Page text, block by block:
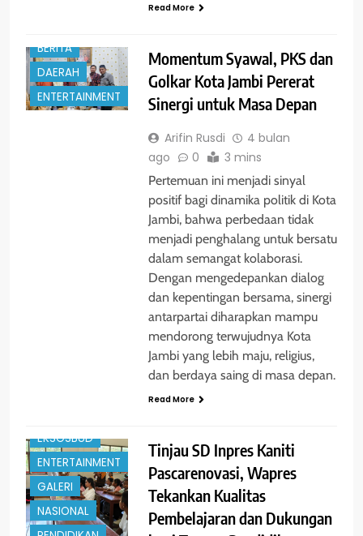
Read More
BERITA
DAERAH
ENTERTAINMENT
Momentum Syawal, PKS dan
Golkar Kota Jambi Pererat
Sinergi untuk Masa Depan
Arifin Rusdi
4 bulan
ago
0 3 mins
Pertemuan ini menjadi sinyal
positif bagi dinamika politik di Kota
Jambi, bahwa perbedaan tidak
menjadi penghalang untuk bersatu
dalam semangat kolaborasi.
Dengan mengedepankan dialog
dan kepentingan bersama, sinergi
antarpartai diharapkan mampu
mendorong terwujudnya Kota
Jambi yang lebih maju, religius,
dan berdaya saing di masa depan.
Read More
EKSOSBUD
ENTERTAINMENT
GALERI
NASIONAL
Tinjau SD Inpres Kaniti
Pascarenovasi, Wapres
Tekankan Kualitas
Pembelajaran dan Dukungan